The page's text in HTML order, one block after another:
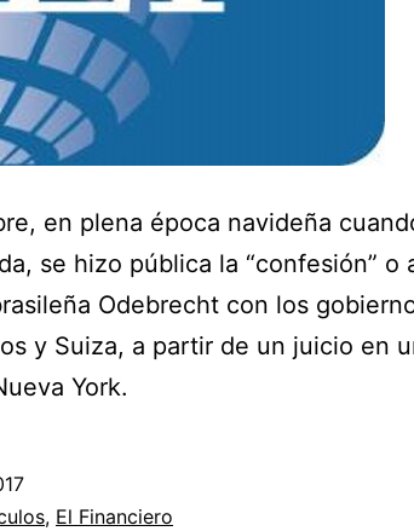
en plena época navideña
se hizo pública la “confesión” o
Odebrecht con los
y Suiza, a partir de un juicio en
York.
, El Financiero